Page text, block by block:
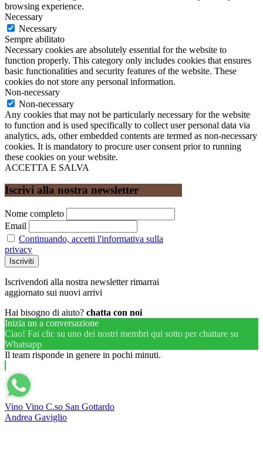
browsing experience.
Necessary
Necessary
Sempre abilitato
Necessary cookies are absolutely essential for the website to
function properly. This category only includes cookies that ensures
basic functionalities and security features of the website. These
cookies do not store any personal information.
Non-necessary
Non-necessary
Any cookies that may not be particularly necessary for the website
to function and is used specifically to collect user personal data via
analytics, ads, other embedded contents are termed as non-necessary
cookies. It is mandatory to procure user consent prior to running
these cookies on your website.
ACCETTA E SALVA
Iscrivi alla nostra newsletter
Nome completo
Email
Continuando, accetti l'informativa sulla
privacy
Iscrivendoti alla nostra newsletter rimarrai
aggiornato sui nuovi arrivi
Hai bisogno di aiuto? chatta con noi
Inizia un a conversazione
Ciao! Fai clic su uno dei nostri membri qui sotto per chattare su
Whatsapp
Il team risponde in genere in pochi minuti.
Vino Vino C.so San Gottardo
Andrea Gaviglio